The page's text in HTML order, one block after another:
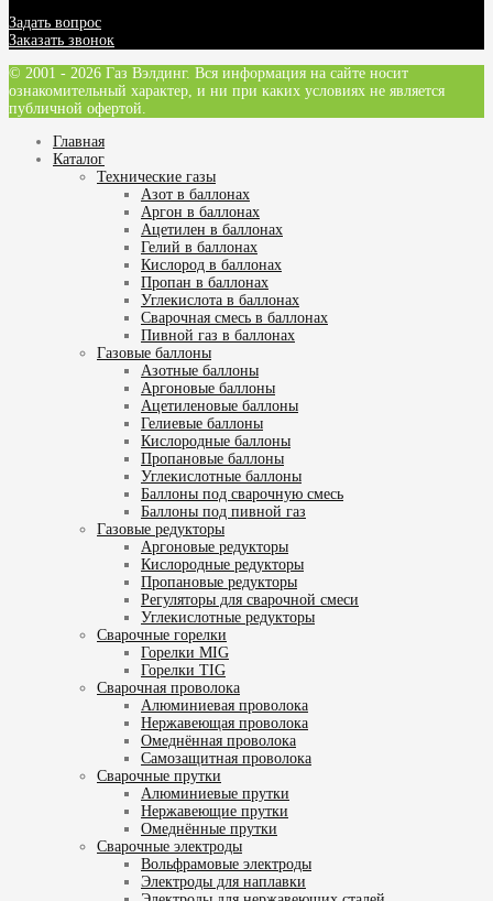
Задать вопрос
Заказать звонок
© 2001 - 2026 Газ Вэлдинг. Вся информация на сайте носит
ознакомительный характер, и ни при каких условиях не является
публичной офертой.
Главная
Каталог
Технические газы
Азот в баллонах
Аргон в баллонах
Ацетилен в баллонах
Гелий в баллонах
Кислород в баллонах
Пропан в баллонах
Углекислота в баллонах
Сварочная смесь в баллонах
Пивной газ в баллонах
Газовые баллоны
Азотные баллоны
Аргоновые баллоны
Ацетиленовые баллоны
Гелиевые баллоны
Кислородные баллоны
Пропановые баллоны
Углекислотные баллоны
Баллоны под сварочную смесь
Баллоны под пивной газ
Газовые редукторы
Аргоновые редукторы
Кислородные редукторы
Пропановые редукторы
Регуляторы для сварочной смеси
Углекислотные редукторы
Сварочные горелки
Горелки MIG
Горелки TIG
Сварочная проволока
Алюминиевая проволока
Нержавеющая проволока
Омеднённая проволока
Самозащитная проволока
Сварочные прутки
Алюминиевые прутки
Нержавеющие прутки
Омеднённые прутки
Сварочные электроды
Вольфрамовые электроды
Электроды для наплавки